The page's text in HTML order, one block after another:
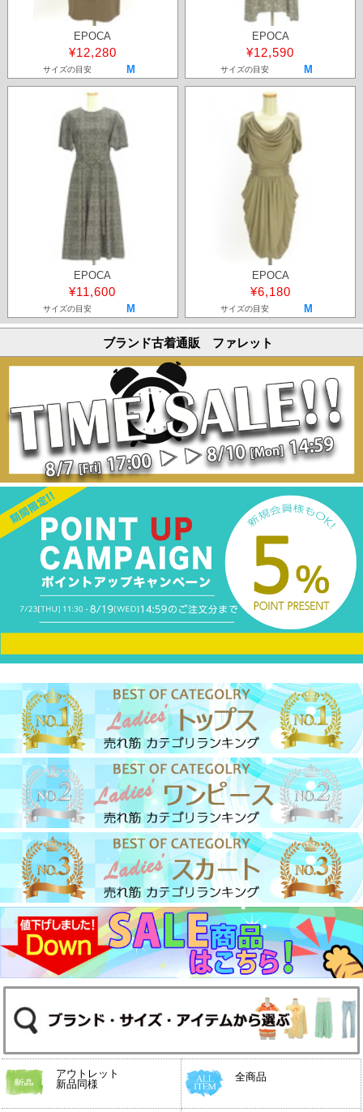
EPOCA
¥12,280
サイズの目安 M
EPOCA
¥12,590
サイズの目安 M
EPOCA
¥11,600
サイズの目安 M
EPOCA
¥6,180
サイズの目安 M
ブランド古着通販 ファレット
アウトレット
新品同様
全商品